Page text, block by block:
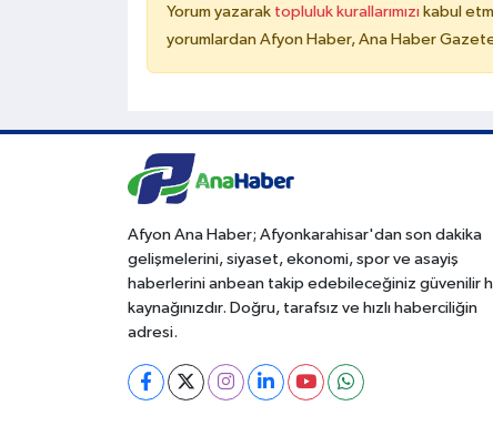
Yorum yazarak topluluk kurallarımızı kabul
yorumlardan Afyon Haber, Ana Haber
Afyon Ana Haber; Afyonkarahisar'dan son dakika
gelişmelerini, siyaset, ekonomi, spor ve asayiş
haberlerini anbean takip edebileceğiniz güvenilir
kaynağınızdır. Doğru, tarafsız ve hızlı haberciliğin
adresi.